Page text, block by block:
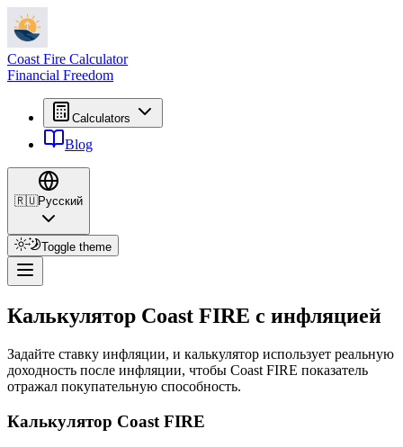
Coast Fire Calculator
Financial Freedom
Calculators
Blog
🇷🇺Русский
Toggle theme
Калькулятор Coast FIRE с инфляцией
Задайте ставку инфляции, и калькулятор использует реальную
доходность после инфляции, чтобы Coast FIRE показатель
отражал покупательную способность.
Калькулятор Coast FIRE